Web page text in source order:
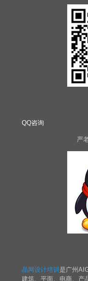
QQ咨询
严
晶网设计培训 是广州
建筑、平面、电商、产